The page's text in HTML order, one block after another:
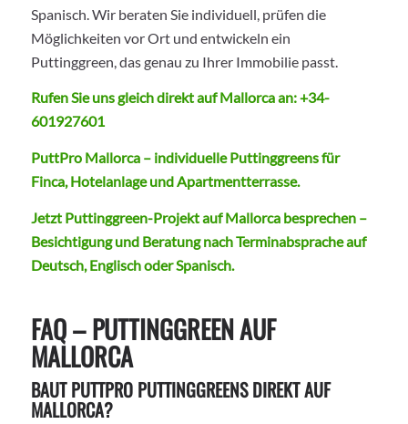
Spanisch. Wir beraten Sie individuell, prüfen die
Möglichkeiten vor Ort und entwickeln ein
Puttinggreen, das genau zu Ihrer Immobilie passt.
Rufen Sie uns gleich direkt auf Mallorca an:+34-
601927601
PuttPro Mallorca – individuelle Puttinggreens für
Finca, Hotelanlage und Apartmentterrasse.
Jetzt Puttinggreen-Projekt auf Mallorca besprechen –
Besichtigung und Beratung nach Terminabsprache auf
Deutsch, Englisch oder Spanisch.
FAQ – PUTTINGGREEN AUF
MALLORCA
BAUT PUTTPRO PUTTINGGREENS DIREKT AUF
MALLORCA?